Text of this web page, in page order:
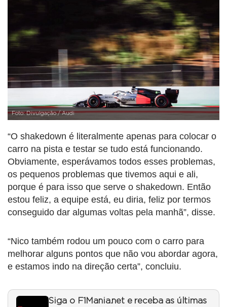
Foto: Divulgação / Audi
“O shakedown é literalmente apenas para colocar o
carro na pista e testar se tudo está funcionando.
Obviamente, esperávamos todos esses problemas,
os pequenos problemas que tivemos aqui e ali,
porque é para isso que serve o shakedown. Então
estou feliz, a equipe está, eu diria, feliz por termos
conseguido dar algumas voltas pela manhã”, disse.
“Nico também rodou um pouco com o carro para
melhorar alguns pontos que não vou abordar agora,
e estamos indo na direção certa”, concluiu.
Siga o F1Mania.net e receba as últimas